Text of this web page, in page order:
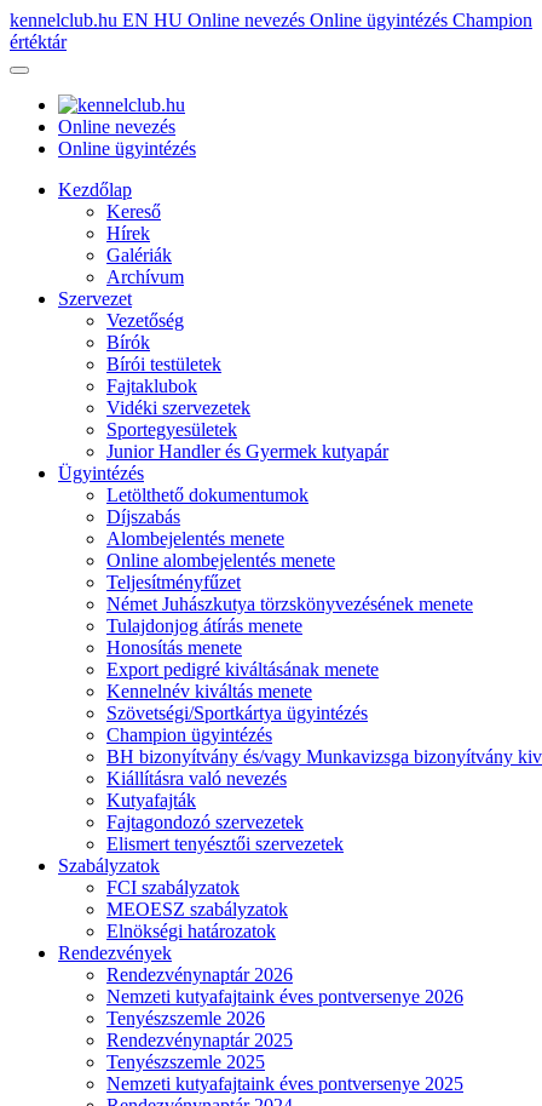
kennelclub.hu EN HU Online nevezés Online ügyintézés Champion
értéktár
Online nevezés
Online ügyintézés
Kezdőlap
Kereső
Hírek
Galériák
Archívum
Szervezet
Vezetőség
Bírók
Bírói testületek
Fajtaklubok
Vidéki szervezetek
Sportegyesületek
Junior Handler és Gyermek kutyapár
Ügyintézés
Letölthető dokumentumok
Díjszabás
Alombejelentés menete
Online alombejelentés menete
Teljesítményfűzet
Német Juhászkutya törzskönyvezésének menete
Tulajdonjog átírás menete
Honosítás menete
Export pedigré kiváltásának menete
Kennelnév kiváltás menete
Szövetségi/Sportkártya ügyintézés
Champion ügyintézés
BH bizonyítvány és/vagy Munkavizsga bizonyítvány
Kiállításra való nevezés
Kutyafajták
Fajtagondozó szervezetek
Elismert tenyésztői szervezetek
Szabályzatok
FCI szabályzatok
MEOESZ szabályzatok
Elnökségi határozatok
Rendezvények
Rendezvénynaptár 2026
Nemzeti kutyafajtaink éves pontversenye 2026
Tenyészszemle 2026
Rendezvénynaptár 2025
Tenyészszemle 2025
Nemzeti kutyafajtaink éves pontversenye 2025